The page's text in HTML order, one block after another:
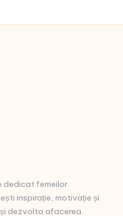
dedicat femeilor
inspirație, motivație și
dezvolta afacerea.